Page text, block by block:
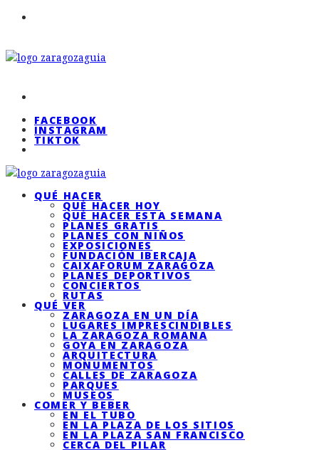
FACEBOOK
INSTAGRAM
TIKTOK
QUÉ HACER
QUÉ HACER HOY
QUÉ HACER ESTA SEMANA
PLANES GRATIS
PLANES CON NIÑOS
EXPOSICIONES
FUNDACIÓN IBERCAJA
CAIXAFORUM ZARAGOZA
PLANES DEPORTIVOS
CONCIERTOS
RUTAS
QUÉ VER
ZARAGOZA EN UN DÍA
LUGARES IMPRESCINDIBLES
LA ZARAGOZA ROMANA
GOYA EN ZARAGOZA
ARQUITECTURA
MONUMENTOS
CALLES DE ZARAGOZA
PARQUES
MUSEOS
COMER Y BEBER
EN EL TUBO
EN LA PLAZA DE LOS SITIOS
EN LA PLAZA SAN FRANCISCO
CERCA DEL PILAR